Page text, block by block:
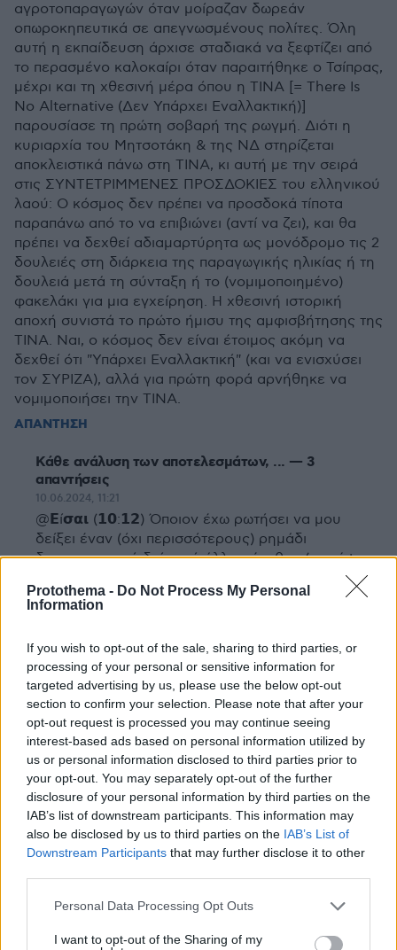
Protothema - Do Not Process My Personal
Information
If you wish to opt-out of the sale, sharing to third parties, or
processing of your personal or sensitive information for
targeted advertising by us, please use the below opt-out
section to confirm your selection. Please note that after your
opt-out request is processed you may continue seeing
interest-based ads based on personal information utilized by
us or personal information disclosed to third parties prior to
your opt-out. You may separately opt-out of the further
disclosure of your personal information by third parties on the
IAB’s list of downstream participants. This information may
also be disclosed by us to third parties on the IAB’s List of
Downstream Participants that may further disclose it to other
Please note that this website/app uses one or more Google
not limited to your visit or usage behaviour. You may click to
Personal Data Processing Opt Outs
I want to opt-out of the Sharing of my
αγροτοπαραγωγών όταν μοίραζαν δωρεάν
οπωροκηπευτικά σε απεγνωσμένους πολίτες. Όλη
αυτή η εκπαίδευση άρχισε σταδιακά να ξεφτίζει από
το περασμένο καλοκαίρι όταν παραιτήθηκε ο Τσίπρας,
μέχρι και τη χθεσινή μέρα όπου η TINA [= There Is
No Alternative (Δεν Υπάρχει Εναλλακτική)]
παρουσίασε τη πρώτη σοβαρή της ρωγμή. Διότι η
κυριαρχία του Μητσοτάκη & της ΝΔ στηρίζεται
αποκλειστικά πάνω στη TINA, κι αυτή με την σειρά
στις ΣΥΝΤΕΤΡΙΜΜΕΝΕΣ ΠΡΟΣΔΟΚΙΕΣ του ελληνικού
λαού: Ο κόσμος δεν πρέπει να προσδοκά τίποτα
παραπάνω από το να επιβιώνει (αντί να ζει), και θα
πρέπει να δεχθεί αδιαμαρτύρητα ως μονόδρομο τις 2
δουλειές στη διάρκεια της παραγωγικής ηλικίας ή τη
δουλειά μετά τη σύνταξη ή το (νομιμοποιημένο)
φακελάκι για μια εγχείρηση. Η χθεσινή ιστορική
αποχή συνιστά το πρώτο ήμισυ της αμφισβήτησης της
TINA. Ναι, ο κόσμος δεν είναι έτοιμος ακόμη να
δεχθεί ότι "Υπάρχει Εναλλακτική" (και να ενισχύσει
τον ΣΥΡΙΖΑ), αλλά για πρώτη φορά αρνήθηκε να
νομιμοποιήσει την TINA.
ΑΠΑΝΤΗΣΗ
Κάθε ανάλυση των αποτελεσμάτων, ... — 3
απαντήσεις
10.06.2024, 11:21
@𝝚ί𝞂𝝰𝝸 (𝟭𝟬:𝟭𝟮) Όποιον έχω ρωτήσει να μου
δείξει έναν (όχι περισσότερους) ρημάδι
δημοσιονομικό δείκτη ή άλλο μέγεθος (π.χ. ύψος
δημόσιας περιουσίας που εκποιήθηκε) όπου έχουν
καταγραφεί (όχι τα 200δισ), αλλά τα 100δισ που ο
νουΔΟΥΛΕ, να τα καταφέρεις για τα 𝟮𝟬𝟬𝝳𝝸𝞂 σου;
Σε ακούμε με προσοχή! [Αλλά μη μου πεις για
Ρέγκλινγκ ή Βίζερ, διότι οι ίδιοι αξιωματούχοι
έχουν δώσει διαφορετικά νούμερα σε άλλες
συνεντεύξεις, και δεν είναι τυχαίο ότι ΟΥΔΕΙΣ
διεθνής οργανισμός ή οίκος αξιολόγησης ή
ΟΥΔΕΜΙΑ μεγάλη τράπεζα, δεν έχουν δώσει
γραπτή έκθεση με τη λογιστική ανάλυση του
κόστους της περιόδου Βαρουφάκη]. Ο Σαμαράς
είχε υπογράψει 𝝿𝝺𝝴𝝾𝝼ά𝞂𝝻𝝰𝞃𝝰 4,5% και 4,2%. Ο
ΣΥΡΙΖΑ κατάφερε να μειώσει κατά 20 δισ. ευρώ
Και ναι, αυτό που εσύ μέμφεσαι (“𝞵𝞮𝞽𝞪𝞽ό𝞹𝞲𝞼𝞮